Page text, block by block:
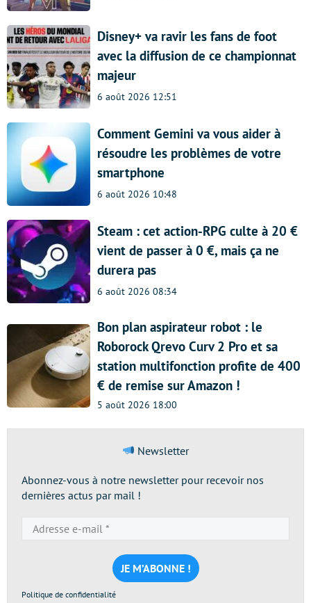
Disney+ va ravir les fans de foot
avec la diffusion de ce championnat
majeur
6 août 2026 12:51
Comment Gemini va vous aider à
résoudre les problèmes de votre
smartphone
6 août 2026 10:48
Steam : cet action-RPG culte à 20 €
vient de passer à 0 €, mais ça ne
durera pas
6 août 2026 08:34
Bon plan aspirateur robot : le
Roborock Qrevo Curv 2 Pro et sa
station multifonction profite de 400
€ de remise sur Amazon !
5 août 2026 18:00
Newsletter
Abonnez-vous à notre newsletter pour recevoir nos
dernières actus par mail !
e-
mail
*
Politique de confidentialité